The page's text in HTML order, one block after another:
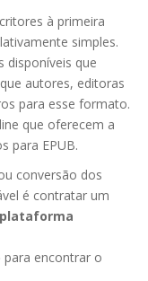
à primeira
simples.
disponíveis que
autores, editoras
para esse formato.
que oferecem a
para EPUB.
conversão dos
é contratar um
para encontrar o